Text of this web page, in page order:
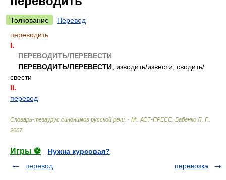
Толкование
Перевод
переводить
I.
ПЕРЕВОДИТЬ/ПЕРЕВЕСТИ
ПЕРЕВОДИТЬ/ПЕРЕВЕСТИ , изводить/извести, сводить/
свести
II.
перевод
Словарь-тезаурус синонимов русской речи. - М:. АСТ-ПРЕСС Бабенко Л. Г.
2007.
Игры ⚽
Нужна курсовая?
перевод
перевозка